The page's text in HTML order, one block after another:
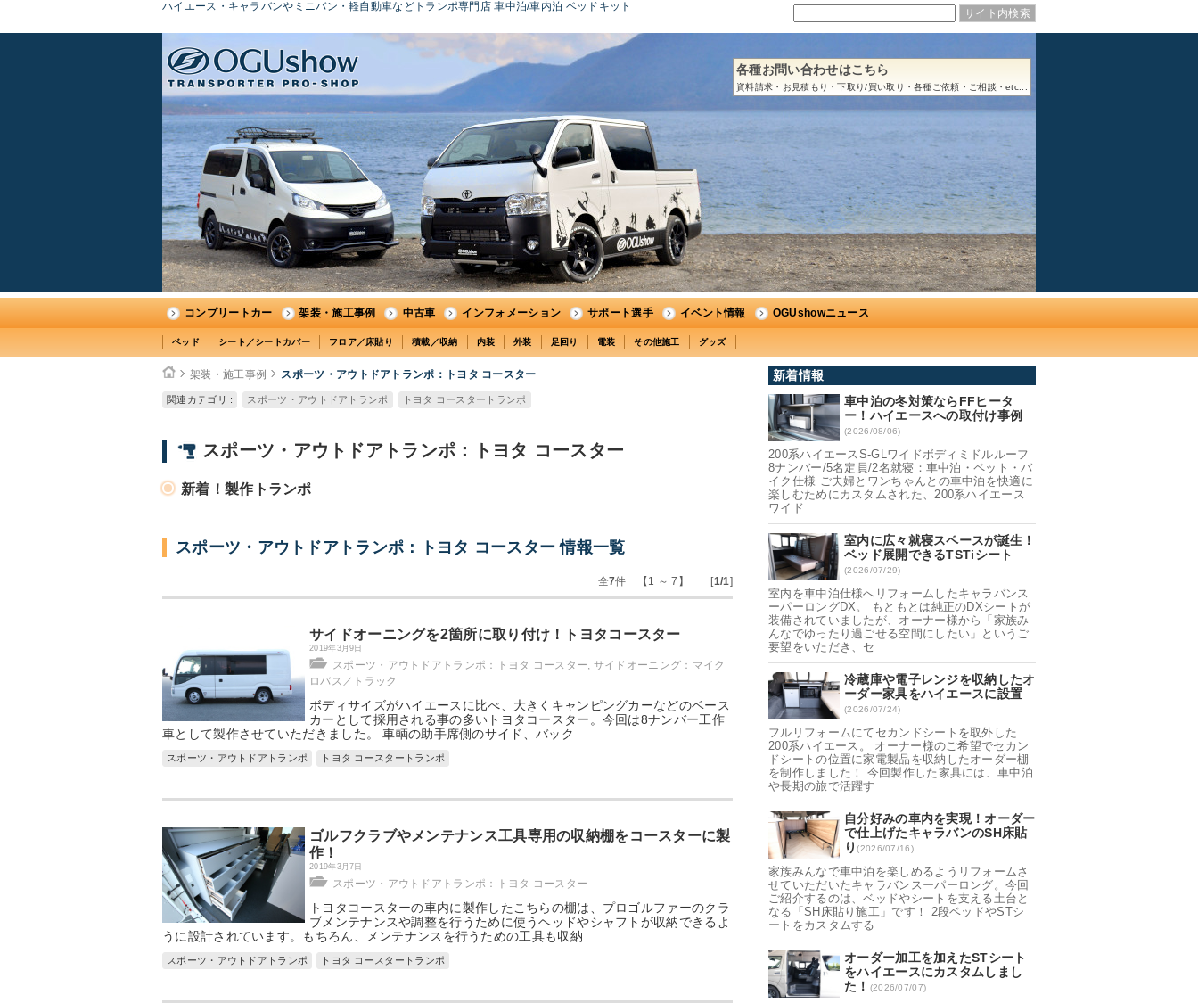
ハイエース・キャラバンやミニバン・軽自動車などトランポ専門店 車中泊/車内泊 ベッドキット
各種お問い合わせはこちら
資料請求・お見積もり・下取り/買い取り・各種ご依頼・ご相談・etc...
コンプリートカー 架装・施工事例 中古車 インフォメーション サポート選手 イベント情報 OGUshowニュース
ベッド シート／シートカバー フロア／床貼り 積載／収納 内装 外装 足回り 電装 その他施工 グッズ
架装・施工事例 スポーツ・アウトドアトランポ：トヨタ コースター
関連カテゴリ : スポーツ・アウトドアトランポ トヨタ コースタートランポ
スポーツ・アウトドアトランポ：トヨタ コースター
新着！製作トランポ
スポーツ・アウトドアトランポ：トヨタ コースター 情報一覧
全7件 【1 ～ 7】 [1/1]
サイドオーニングを2箇所に取り付け！トヨタコースター
2019年3月9日
スポーツ・アウトドアトランポ：トヨタ コースター, サイドオーニング：マイク
ロバス／トラック
ボディサイズがハイエースに比べ、大きくキャンピングカーなどのベース
カーとして採用される事の多いトヨタコースター。今回は8ナンバー工作
車として製作させていただきました。 車輌の助手席側のサイド、バック
スポーツ・アウトドアトランポ トヨタ コースタートランポ
ゴルフクラブやメンテナンス工具専用の収納棚をコースターに製
作！
2019年3月7日
スポーツ・アウトドアトランポ：トヨタ コースター
トヨタコースターの車内に製作したこちらの棚は、プロゴルファーのクラ
ブメンテナンスや調整を行うために使うヘッドやシャフトが収納できるよ
うに設計されています。もちろん、メンテナンスを行うための工具も収納
スポーツ・アウトドアトランポ トヨタ コースタートランポ
新着情報
車中泊の冬対策ならFFヒータ
ー！ハイエースへの取付け事例
(2026/08/06)
200系ハイエースS-GLワイドボディミドルルーフ
8ナンバー/5名定員/2名就寝：車中泊・ペット・バ
イク仕様 ご夫婦とワンちゃんとの車中泊を快適に
楽しむためにカスタムされた、200系ハイエース
ワイド
室内に広々就寝スペースが誕生！
ベッド展開できるTSTiシート
(2026/07/29)
室内を車中泊仕様へリフォームしたキャラバンス
ーパーロングDX。 もともとは純正のDXシートが
装備されていましたが、オーナー様から「家族み
んなでゆったり過ごせる空間にしたい」というご
要望をいただき、セ
冷蔵庫や電子レンジを収納したオ
ーダー家具をハイエースに設置
(2026/07/24)
フルリフォームにてセカンドシートを取外した
200系ハイエース。 オーナー様のご希望でセカン
ドシートの位置に家電製品を収納したオーダー棚
を制作しました！ 今回製作した家具には、車中泊
や長期の旅で活躍す
自分好みの車内を実現！オーダー
で仕上げたキャラバンのSH床貼
り(2026/07/16)
家族みんなで車中泊を楽しめるようリフォームさ
せていただいたキャラバンスーパーロング。今回
ご紹介するのは、ベッドやシートを支える土台と
なる「SH床貼り施工」です！ 2段ベッドやSTシ
ートをカスタムする
オーダー加工を加えたSTシート
をハイエースにカスタムしまし
た！ (2026/07/07)